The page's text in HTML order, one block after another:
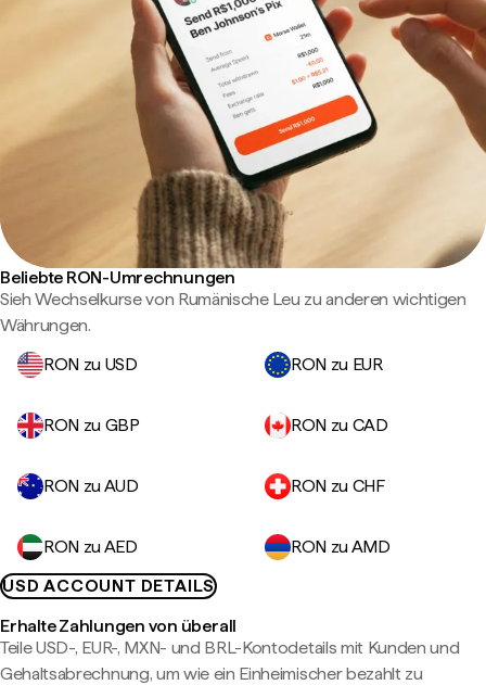
Beliebte RON-Umrechnungen
Sieh Wechselkurse von Rumänische Leu zu anderen wichtigen
Währungen.
RON zu USD
RON zu EUR
RON zu GBP RON zu CAD
RON zu AUD RON zu CHF
RON zu AED
RON zu AMD
USD ACCOUNT DETAILS
Erhalte Zahlungen von überall
Teile USD-, EUR-, MXN- und BRL-Kontodetails mit Kunden und
Gehaltsabrechnung, um wie ein Einheimischer bezahlt zu